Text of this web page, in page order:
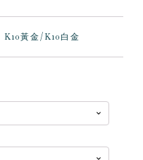
K10黃金/K10白金